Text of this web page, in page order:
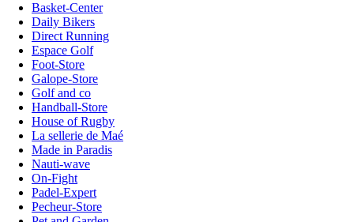
Basket-Center
Daily Bikers
Direct Running
Espace Golf
Foot-Store
Galope-Store
Golf and co
Handball-Store
House of Rugby
La sellerie de Maé
Made in Paradis
Nauti-wave
On-Fight
Padel-Expert
Pecheur-Store